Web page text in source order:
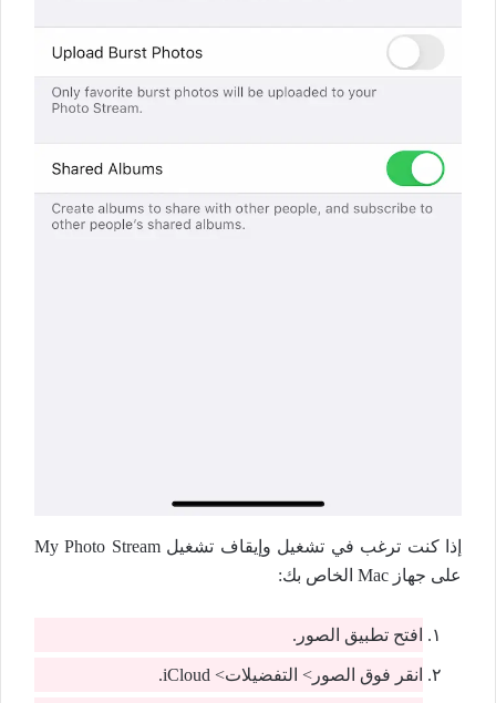
إذا كنت ترغب في تشغيل وإيقاف تشغيل My Photo Stream
على جهاز Mac الخاص بك:
افتح تطبيق الصور.
انقر فوق الصور> التفضيلات> iCloud.